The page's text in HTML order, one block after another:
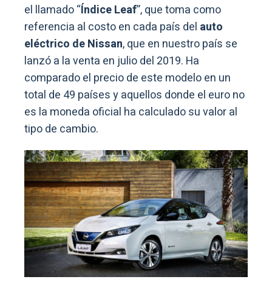
el llamado “Índice Leaf”, que toma como
referencia al costo en cada país del auto
eléctrico de Nissan, que en nuestro país se
lanzó a la venta en julio del 2019. Ha
comparado el precio de este modelo en un
total de 49 países y aquellos donde el euro no
es la moneda oficial ha calculado su valor al
tipo de cambio.